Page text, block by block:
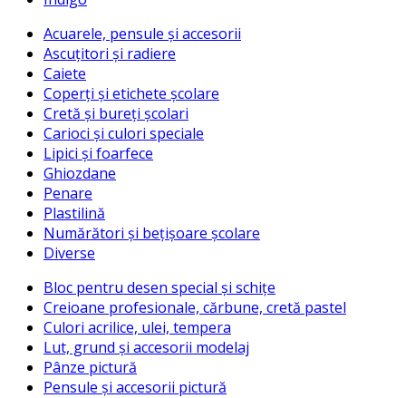
Acuarele, pensule și accesorii
Ascuțitori și radiere
Caiete
Coperți și etichete școlare
Cretă și bureți școlari
Carioci și culori speciale
Lipici și foarfece
Ghiozdane
Penare
Plastilină
Numărători și bețișoare școlare
Diverse
Bloc pentru desen special și schițe
Creioane profesionale, cărbune, cretă pastel
Culori acrilice, ulei, tempera
Lut, grund și accesorii modelaj
Pânze pictură
Pensule și accesorii pictură